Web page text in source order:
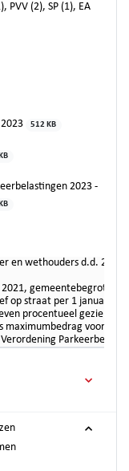
PVV (2), SP (1), EA
512 KB
2023 -
en wethouders d.d. 20
gemeentebegroting
op straat per 1 januari
procentueel gezien in
maximumbedrag voor